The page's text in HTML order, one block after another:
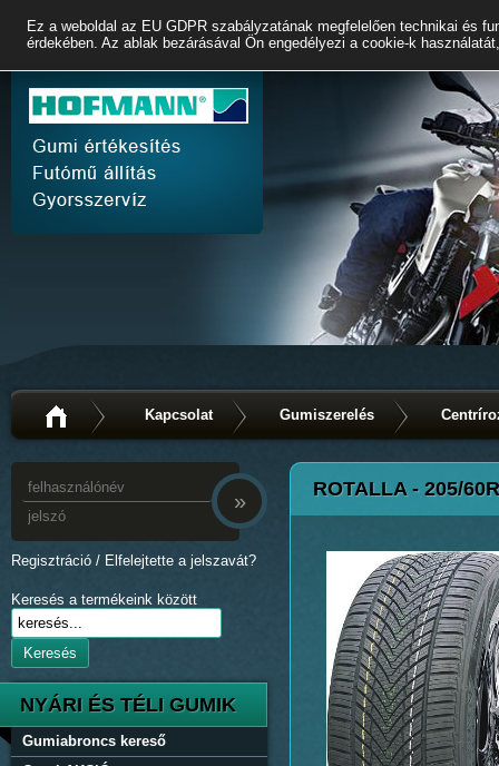
Kapcsolat Gumiszerelés
»
Regisztráció / Elfelejtette a jelszavát?
Keresés a termékeink között
Keresés
NYÁRI ÉS TÉLI GUMIK
Gumiabroncs kereső
ROTALLA - 205/
Ez a weboldal az EU GDPR szabályzatának megfelelően technikai és
érdekében. Az ablak bezárásával Ön engedélyezi a cookie-k